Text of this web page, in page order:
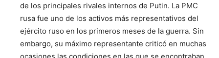
de los principales rivales internos de Putin. La PMC
rusa fue uno de los activos más representativos del
ejército ruso en los primeros meses de la guerra. Sin
embargo, su máximo representante criticó en muchas
ocasiones las condiciones en las que se encontraban